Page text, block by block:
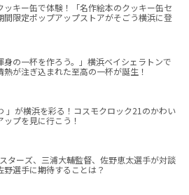
ッキー缶で体験！「名作絵本のクッキー缶セ
間限定ポップアップストアがそごう横浜に登
身の一杯を作ろう。」横浜ベイシェラトンで
熱が注ぎ込まれた至高の一杯が誕生！
」が横浜を彩る！コスモクロック21のかわい
プを見に行こう！
ターズ、三浦大輔監督、佐野恵太選手が対談
野選手に期待することは？